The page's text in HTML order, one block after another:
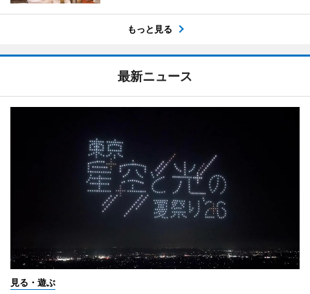
もっと見る
最新ニュース
見る・遊ぶ